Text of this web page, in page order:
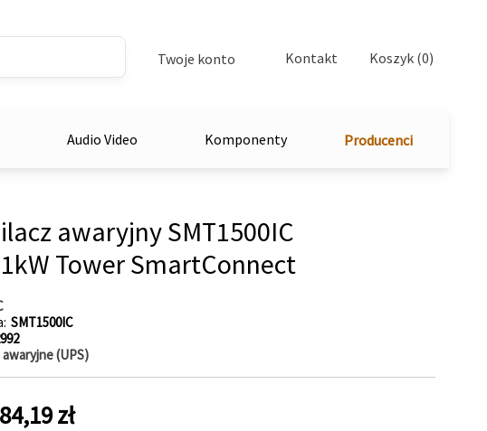
Twoje konto Kontakt Koszyk (0)
Audio Video Komponenty Producenci
awaryjny SMT1500IC
Tower SmartConnect
SMT1500IC
(UPS)
zł